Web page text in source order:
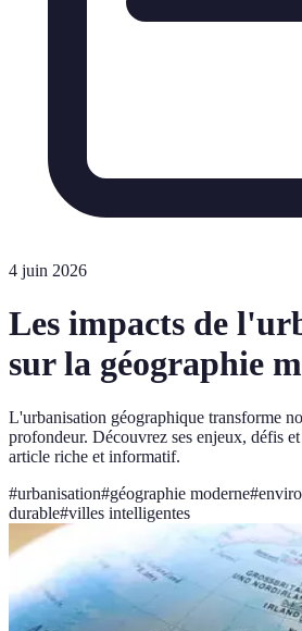
4 juin 2026
Les impacts de
sur la géographie
L'urbanisation géographique transforme
profondeur. Découvrez ses enjeux, défis
article riche et informatif.
#urbanisation#géographie moderne#
durable#villes intelligentes